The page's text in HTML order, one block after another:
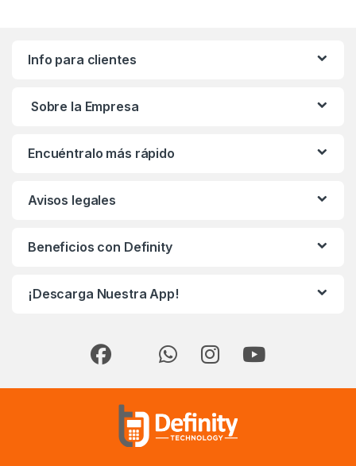
Info para clientes
Sobre la Empresa
Encuéntralo más rápido
Avisos legales
Beneficios con Definity
¡Descarga Nuestra App!